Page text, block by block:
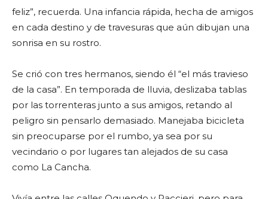
feliz”, recuerda. Una infancia rápida, hecha de amigos
en cada destino y de travesuras que aún dibujan una
sonrisa en su rostro.
Se crió con tres hermanos, siendo él “el más travieso
de la casa”. En temporada de lluvia, deslizaba tablas
por las torrenteras junto a sus amigos, retando al
peligro sin pensarlo demasiado. Manejaba bicicleta
sin preocuparse por el rumbo, ya sea por su
vecindario o por lugares tan alejados de su casa
como La Cancha.